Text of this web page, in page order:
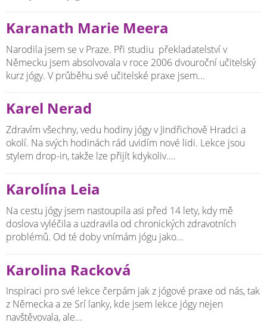
Karanath Marie Meera
Narodila jsem se v Praze. Při studiu překladatelství v
Německu jsem absolvovala v roce 2006 dvouroční učitelský
kurz jógy. V průběhu své učitelské praxe jsem...
Karel Nerad
Zdravím všechny, vedu hodiny jógy v Jindřichově Hradci a
okolí. Na svých hodinách rád uvidím nové lidi. Lekce jsou
stylem drop-in, takže lze přijít kdykoliv....
Karolína Leia
Na cestu jógy jsem nastoupila asi před 14 lety, kdy mě
doslova vyléčila a uzdravila od chronických zdravotních
problémů. Od té doby vnímám jógu jako...
Karolina Racková
Inspiraci pro své lekce čerpám jak z jógové praxe od nás, tak
z Německa a ze Srí lanky, kde jsem lekce jógy nejen
navštěvovala, ale...